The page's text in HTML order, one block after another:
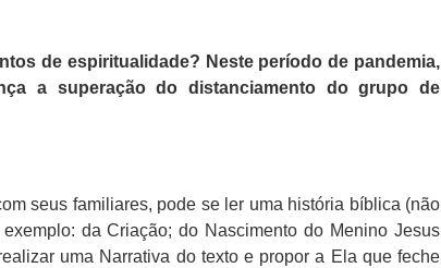
de espiritualidade? Neste período de pandemia,
a superação do distanciamento do grupo de
seus familiares, pode se ler uma história bíblica (não
da Criação; do Nascimento do Menino Jesus
uma Narrativa do texto e propor a Ela que feche